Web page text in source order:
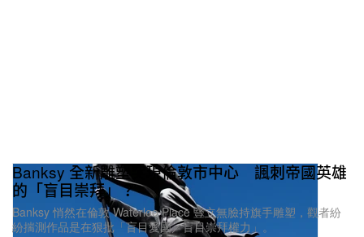
看上方圖輯，更近距離細看店內令人印象深刻的空間
細節。
緊貼 Hypebeast，掌握時尚產業最新洞察。
Banksy 全新雕塑突現倫敦市中心 諷刺帝國英雄
的「盲目崇拜」？
Banksy 悄然在倫敦 Waterloo Place 豎立無臉持旗手雕塑，觀者紛
紛揣測作品是在狠批「盲目愛國／盲目崇拜權力」。